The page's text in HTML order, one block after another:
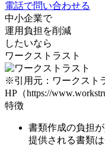
電話で問い合わせる
中小企業で
運用負担を削減
したいなら
ワークストラスト
※引用元：ワークスト
HP（https://
特徴
書類作成の負担
提供される書類